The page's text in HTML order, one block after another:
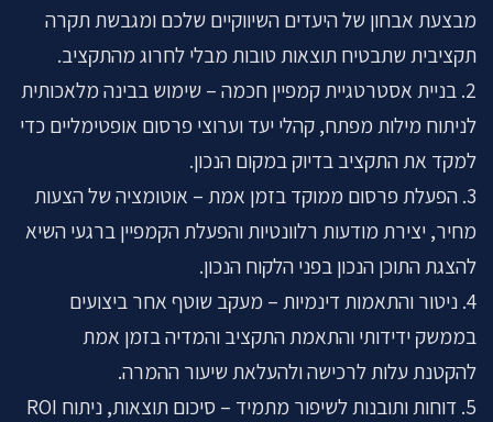
מבצעת אבחון של היעדים השיווקיים שלכם ומגבשת תקרה
תקציבית שתבטיח תוצאות טובות מבלי לחרוג מהתקציב.
2. בניית אסטרטגיית קמפיין חכמה – שימוש בבינה מלאכותית
לניתוח מילות מפתח, קהלי יעד וערוצי פרסום אופטימליים כדי
למקד את התקציב בדיוק במקום הנכון.
3. הפעלת פרסום ממוקד בזמן אמת – אוטומציה של הצעות
מחיר, יצירת מודעות רלוונטיות והפעלת הקמפיין ברגעי השיא
להצגת התוכן הנכון בפני הלקוח הנכון.
4. ניטור והתאמות דינמיות – מעקב שוטף אחר ביצועים
בממשק ידידותי והתאמת התקציב והמדיה בזמן אמת
להקטנת עלות לרכישה ולהעלאת שיעור ההמרה.
5. דוחות ותובנות לשיפור מתמיד – סיכום תוצאות, ניתוח ROI